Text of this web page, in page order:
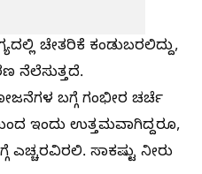
ಚೇತರಿಕೆ ಕಂಡುಬರಲಿದ್ದು,
ನೆಲೆಸುತ್ತದೆ.
ಬಗ್ಗೆ ಗಂಭೀರ ಚರ್ಚೆ
ಇಂದು ಉತ್ತಮವಾಗಿದ್ದರೂ,
ಸಾಕಷ್ಟು ನೀರು